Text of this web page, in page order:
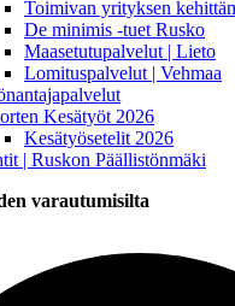
Toimivan yrityksen
De minimis -tuet Rusko
Maasetutupalvelut | Lieto
Lomituspalvelut | Vehmaa
Kesätyöt 2026
Kesätyösetelit 2026
| Ruskon Päällistönmäki
varautumisilta